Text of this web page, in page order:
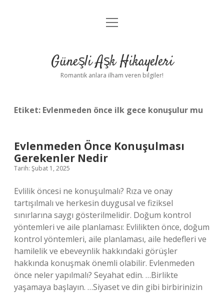
Anasayfa
Yasal Uyarı
menüyü
Güneşli Aşk Hikayeleri
Romantik anlara ilham veren bilgiler!
Etiket: Evlenmeden önce ilk gece konuşulur mu
Evlenmeden Önce Konuşulması
Gerekenler Nedir
Tarih: Şubat 1, 2025
Evlilik öncesi ne konuşulmalı? Rıza ve onay
tartışılmalı ve herkesin duygusal ve fiziksel
sınırlarına saygı gösterilmelidir. Doğum kontrol
yöntemleri ve aile planlaması: Evlilikten önce, doğum
kontrol yöntemleri, aile planlaması, aile hedefleri ve
hamilelik ve ebeveynlik hakkındaki görüşler
hakkında konuşmak önemli olabilir. Evlenmeden
önce neler yapılmalı? Seyahat edin. …Birlikte
yaşamaya başlayın. …Siyaset ve din gibi birbirinizin